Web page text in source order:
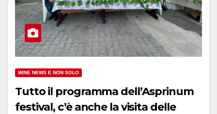
WINE NEWS E NON SOLO
Tutto il programma dell’Asprinum
festival, c’è anche la visita delle